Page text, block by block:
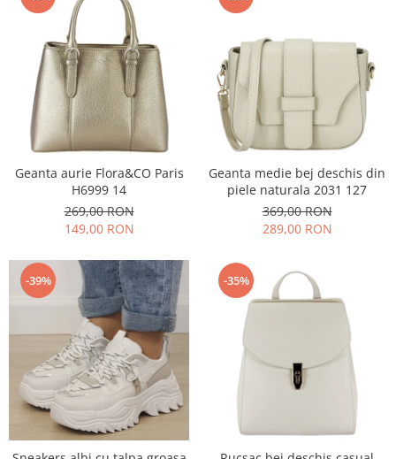
Geanta aurie Flora&CO Paris
H6999 14
269,00 RON
149,00 RON
Geanta medie bej deschis din
piele naturala 2031 127
369,00 RON
289,00 RON
-39% -35%